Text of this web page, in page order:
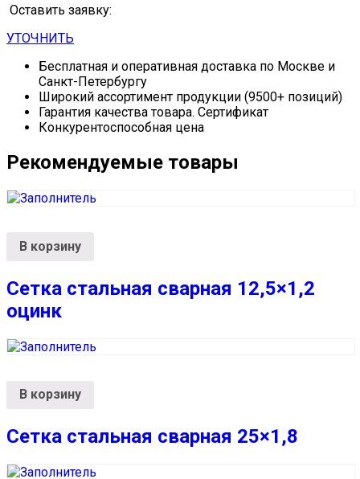
Оставить заявку:
УТОЧНИТЬ
Бесплатная и оперативная доставка по Москве и
Санкт-Петербургу
Широкий ассортимент продукции (9500+ позиций)
Гарантия качества товара. Сертификат
Конкурентоспособная цена
Рекомендуемые товары
В корзину
Сетка стальная сварная 12,5×1,2
оцинк
В корзину
Сетка стальная сварная 25×1,8